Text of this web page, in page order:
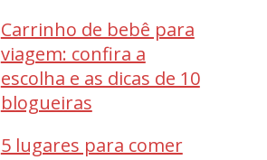
Carrinho de bebê para
viagem: confira a
escolha e as dicas de 10
blogueiras
5 lugares para comer